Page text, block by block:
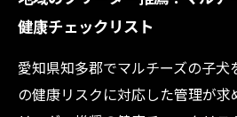
健康チェックリスト
愛知県知多郡でマルチーズの子犬
の健康リスクに対応した管理が求